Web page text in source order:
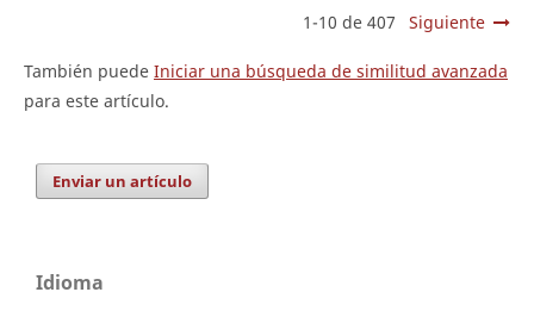
1-10 de 407 Siguiente
También puede Iniciar una búsqueda de similitud avanzada
para este artículo.
Enviar un artículo
Idioma